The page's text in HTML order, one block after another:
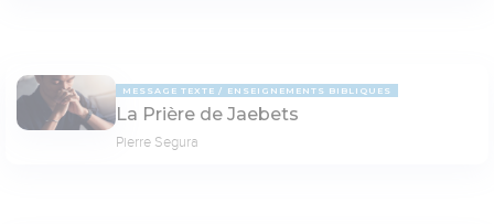
MESSAGE TEXTE ENSEIGNEMENTS BIBLIQUES
La Prière de Jaebets
Pierre Segura